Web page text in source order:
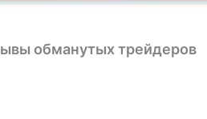
обманутых трейдеров